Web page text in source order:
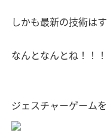
しかも最新の技術は
なんとなんとね！！！
ジェスチャーゲーム